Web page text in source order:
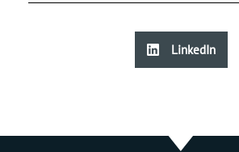
LinkedIn